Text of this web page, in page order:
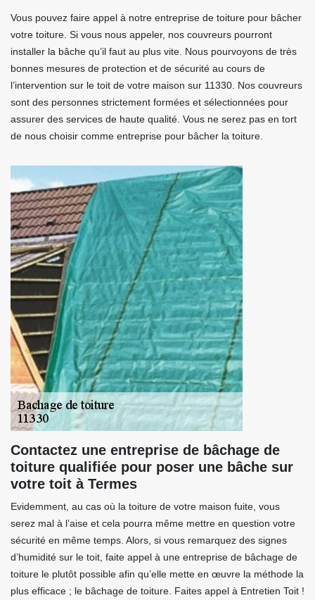
Vous pouvez faire appel à notre entreprise de toiture pour bâcher
votre toiture. Si vous nous appeler, nos couvreurs pourront
installer la bâche qu’il faut au plus vite. Nous pourvoyons de très
bonnes mesures de protection et de sécurité au cours de
l’intervention sur le toit de votre maison sur 11330. Nos couvreurs
sont des personnes strictement formées et sélectionnées pour
assurer des services de haute qualité. Vous ne serez pas en tort
de nous choisir comme entreprise pour bâcher la toiture.
Contactez une entreprise de bâchage de
toiture qualifiée pour poser une bâche sur
votre toit à Termes
Evidemment, au cas où la toiture de votre maison fuite, vous
serez mal à l’aise et cela pourra même mettre en question votre
sécurité en même temps. Alors, si vous remarquez des signes
d’humidité sur le toit, faite appel à une entreprise de bâchage de
toiture le plutôt possible afin qu’elle mette en œuvre la méthode la
plus efficace ; le bâchage de toiture. Faites appel à Entretien Toit !